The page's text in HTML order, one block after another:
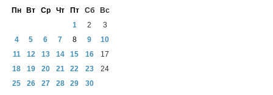
Пн
Вт Ср Чт Пт Сб
Вс
1
2
3
4
5 6 7 8 9
10
11
12 13 14 15 16
17
18
19 20 21 22 23
24
25
26 27 28 29 30